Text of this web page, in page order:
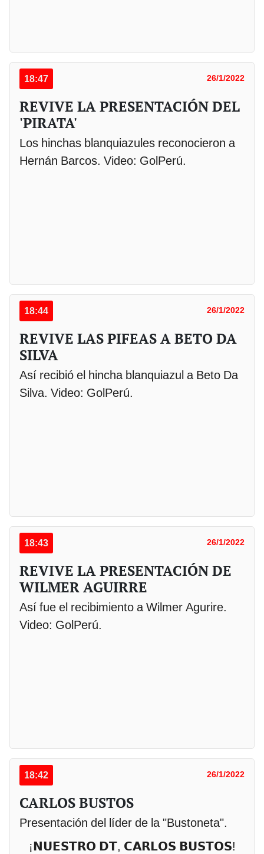
18:47 26/1/2022
REVIVE LA PRESENTACIÓN DEL
'PIRATA'
Los hinchas blanquiazules reconocieron a
Hernán Barcos. Video: GolPerú.
18:44 26/1/2022
REVIVE LAS PIFEAS A BETO DA
SILVA
Así recibió el hincha blanquiazul a Beto Da
Silva. Video: GolPerú.
18:43 26/1/2022
REVIVE LA PRESENTACIÓN DE
WILMER AGUIRRE
Así fue el recibimiento a Wilmer Agurire.
Video: GolPerú.
18:42 26/1/2022
CARLOS BUSTOS
Presentación del líder de la "Bustoneta".
¡𝗡𝗨𝗘𝗦𝗧𝗥𝗢 𝗗𝗧, 𝗖𝗔𝗥𝗟𝗢𝗦 𝗕𝗨𝗦𝗧𝗢𝗦!